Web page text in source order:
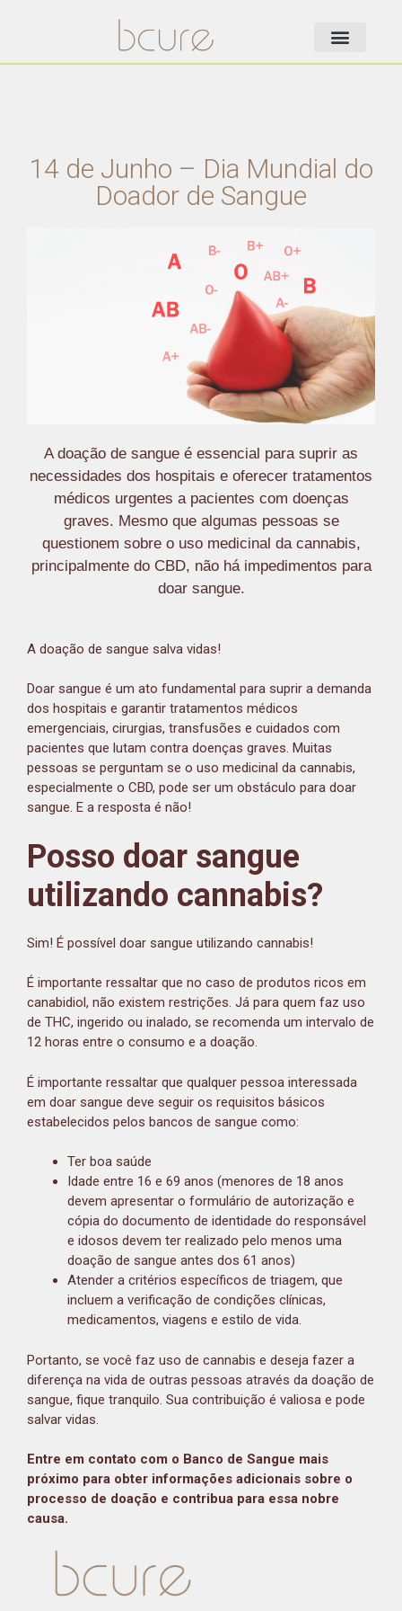
14 de Junho – Dia Mundial do
Doador de Sangue
A doação de sangue é essencial para suprir as
necessidades dos hospitais e oferecer tratamentos
médicos urgentes a pacientes com doenças
graves. Mesmo que algumas pessoas se
questionem sobre o uso medicinal da cannabis,
principalmente do CBD, não há impedimentos para
doar sangue.
A doação de sangue salva vidas!
Doar sangue é um ato fundamental para suprir a demanda
dos hospitais e garantir tratamentos médicos
emergenciais, cirurgias, transfusões e cuidados com
pacientes que lutam contra doenças graves. Muitas
pessoas se perguntam se o uso medicinal da cannabis,
especialmente o CBD, pode ser um obstáculo para doar
sangue. E a resposta é não!
Posso doar sangue
utilizando cannabis?
Sim! É possível doar sangue utilizando cannabis!
É importante ressaltar que no caso de produtos ricos em
canabidiol, não existem restrições. Já para quem faz uso
de THC, ingerido ou inalado, se recomenda um intervalo de
12 horas entre o consumo e a doação.
É importante ressaltar que qualquer pessoa interessada
em doar sangue deve seguir os requisitos básicos
estabelecidos pelos bancos de sangue como:
Ter boa saúde
Idade entre 16 e 69 anos (menores de 18 anos
devem apresentar o formulário de autorização e
cópia do documento de identidade do responsável
e idosos devem ter realizado pelo menos uma
doação de sangue antes dos 61 anos)
Atender a critérios específicos de triagem, que
incluem a verificação de condições clínicas,
medicamentos, viagens e estilo de vida.
Portanto, se você faz uso de cannabis e deseja fazer a
diferença na vida de outras pessoas através da doação de
sangue, fique tranquilo. Sua contribuição é valiosa e pode
salvar vidas.
Entre em contato com o Banco de Sangue mais
próximo para obter informações adicionais sobre o
processo de doação e contribua para essa nobre
causa.